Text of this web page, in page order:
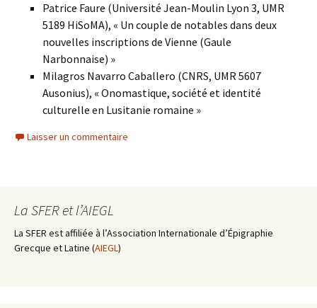
Patrice Faure (Université Jean-Moulin Lyon 3, UMR
5189 HiSoMA), « Un couple de notables dans deux
nouvelles inscriptions de Vienne (Gaule
Narbonnaise) »
Milagros Navarro Caballero (CNRS, UMR 5607
Ausonius), « Onomastique, société et identité
culturelle en Lusitanie romaine »
Laisser un commentaire
La SFER et l’AIEGL
La SFER est affiliée à l’Association Internationale d’Épigraphie
Grecque et Latine (AIEGL)